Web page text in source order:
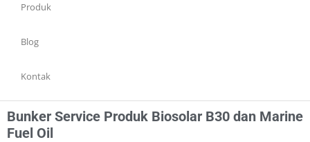
Produk
Blog
Kontak
Bunker Service Produk Biosolar B30 dan Marine
Fuel Oil